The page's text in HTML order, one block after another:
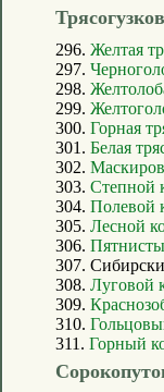
296. Желтая
297.
298.
299.
300. Горная
301. Белая
302.
303. Степной
304. Полевой
305. Лесной
306.
307.
308. Луговой
309.
310.
311. Горный